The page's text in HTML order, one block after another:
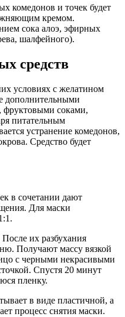
комедонов и точек будет
кремом.
сока алоэ, эфирных
шалфейного).
средств
условиях с желатином
дополнительными
фруктовыми соками,
питательным
устранение комедонов,
Средство будет
в сочетании дают
Для маски
их разбухания
Получают массу вязкой
с черными некрасивыми
Спустя 20 минут
пленку.
в виде пластичной, а
процесс снятия маски.